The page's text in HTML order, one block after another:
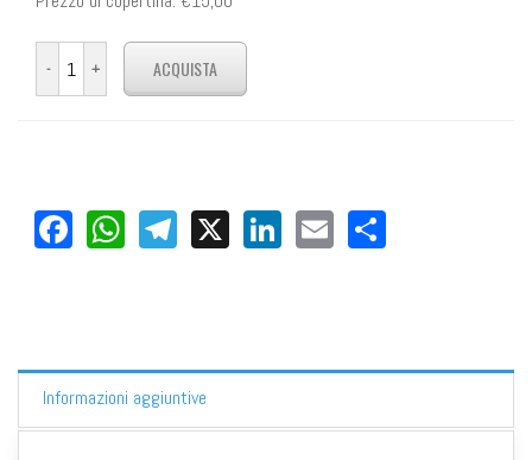
Facebook
WhatsApp
Telegram
X LinkedIn
Email
Informazioni aggiuntive